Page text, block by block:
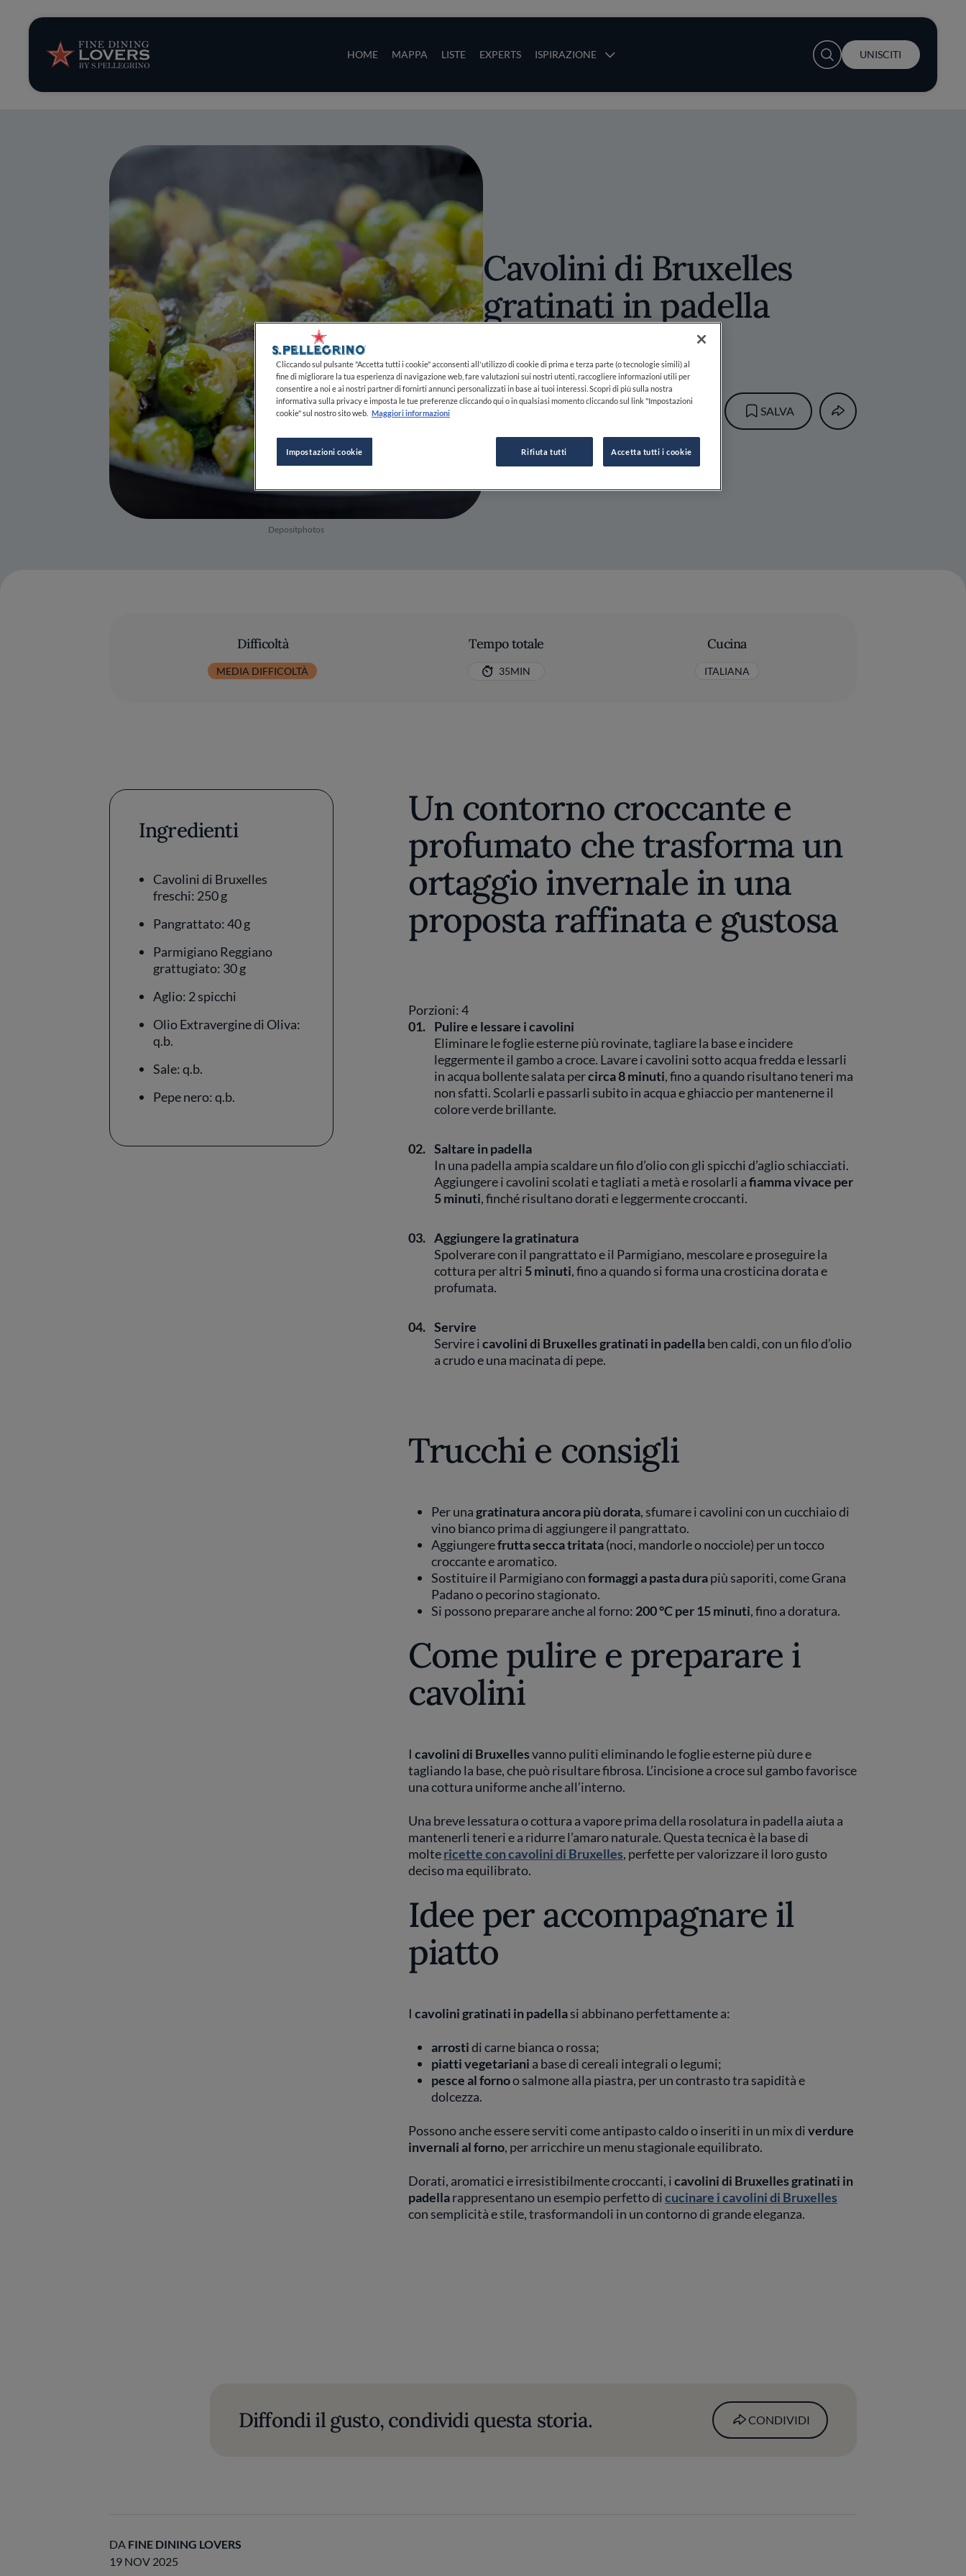
HOME MAPPA LISTE EXPERTS ISPIRAZIONE
Storie e tendenze
Ricette
Trucchi e consigli
Serie
User account menu
UNISCITI
Depositphotos
Cavolini di Bruxelles
gratinati in padella
DAFINE DINING LOVERS
SALVA
Difficoltà
MEDIA DIFFICOLTÀ
Tempo totale
35MIN
Cucina
ITALIANA
Ingredienti
Cavolini di Bruxelles
freschi: 250 g
Pangrattato: 40 g
Parmigiano Reggiano
grattugiato: 30 g
Aglio: 2 spicchi
Olio Extravergine di Oliva:
q.b.
Sale: q.b.
Pepe nero: q.b.
Un contorno croccante e
profumato che trasforma un
ortaggio invernale in una
proposta raffinata e gustosa
Porzioni: 4
01. Pulire e lessare i cavolini
Eliminare le foglie esterne più rovinate, tagliare la base e incidere
leggermente il gambo a croce. Lavare i cavolini sotto acqua fredda e lessarli
in acqua bollente salata percirca 8 minuti, fino a quando risultano teneri ma
non sfatti. Scolarli e passarli subito in acqua e ghiaccio per mantenerne il
colore verde brillante.
02. Saltare in padella
In una padella ampia scaldare un filo d’olio con gli spicchi d’aglio schiacciati.
Aggiungere i cavolini scolati e tagliati a metà e rosolarli afiamma vivace per
5 minuti, finché risultano dorati e leggermente croccanti.
03. Aggiungere la gratinatura
Spolverare con il pangrattato e il Parmigiano, mescolare e proseguire la
cottura per altri 5 minuti, fino a quando si forma una crosticina dorata e
profumata.
04. Servire
Servire icavolini di Bruxelles gratinati in padellaben caldi, con un filo d’olio
a crudo e una macinata di pepe.
Trucchi e consigli
Per unagratinatura ancora più dorata, sfumare i cavolini con un cucchiaio di
vino bianco prima di aggiungere il pangrattato.
Aggiungerefrutta secca tritata(noci, mandorle o nocciole) per un tocco
croccante e aromatico.
Sostituire il Parmigiano conformaggi a pasta durapiù saporiti, come Grana
Padano o pecorino stagionato.
Si possono preparare anche al forno: 200 °C per 15 minuti, fino a doratura.
Come pulire e preparare i
cavolini
I cavolini di Bruxellesvanno puliti eliminando le foglie esterne più dure e
tagliando la base, che può risultare fibrosa. L’incisione a croce sul gambo favorisce
una cottura uniforme anche all’interno.
Una breve lessatura o cottura a vapore prima della rosolatura in padella aiuta a
mantenerli teneri e a ridurre l’amaro naturale. Questa tecnica è la base di
moltericette con cavolini di Bruxelles, perfette per valorizzare il loro gusto
deciso ma equilibrato.
Idee per accompagnare il
piatto
I cavolini gratinati in padellasi abbinano perfettamente a:
arrostidi carne bianca o rossa;
piatti vegetariani a base di cereali integrali o legumi;
pesce al fornoo salmone alla piastra, per un contrasto tra sapidità e
dolcezza.
Possono anche essere serviti come antipasto caldo o inseriti in un mix diverdure
invernali al forno, per arricchire un menu stagionale equilibrato.
Dorati, aromatici e irresistibilmente croccanti, icavolini di Bruxelles gratinati in
padellarappresentano un esempio perfetto dicucinare i cavolini di Bruxelles
con semplicità e stile, trasformandoli in un contorno di grande eleganza.
Diffondi il gusto, condividi questa storia. CONDIVIDI
DA FINE DINING LOVERS
19 NOV 2025
Cliccando sul pulsante "Accetta tutti i cookie" acconsenti all'utilizzo di cookie di prima e terza parte (o tecnologie simili) al
fine di migliorare la tua esperienza di navigazione web, fare valutazioni sui nostri utenti, raccogliere informazioni utili per
consentire a noi e ai nostri partner di fornirti annunci personalizzati in base ai tuoi interessi. Scopri di più sulla nostra
informativa sulla privacy e imposta le tue preferenze cliccando qui o in qualsiasi momento cliccando sul link "Impostazioni
cookie" sul nostro sito web. Maggiori informazioni
Impostazioni cookie Rifiuta tutti Accetta tutti i cookie